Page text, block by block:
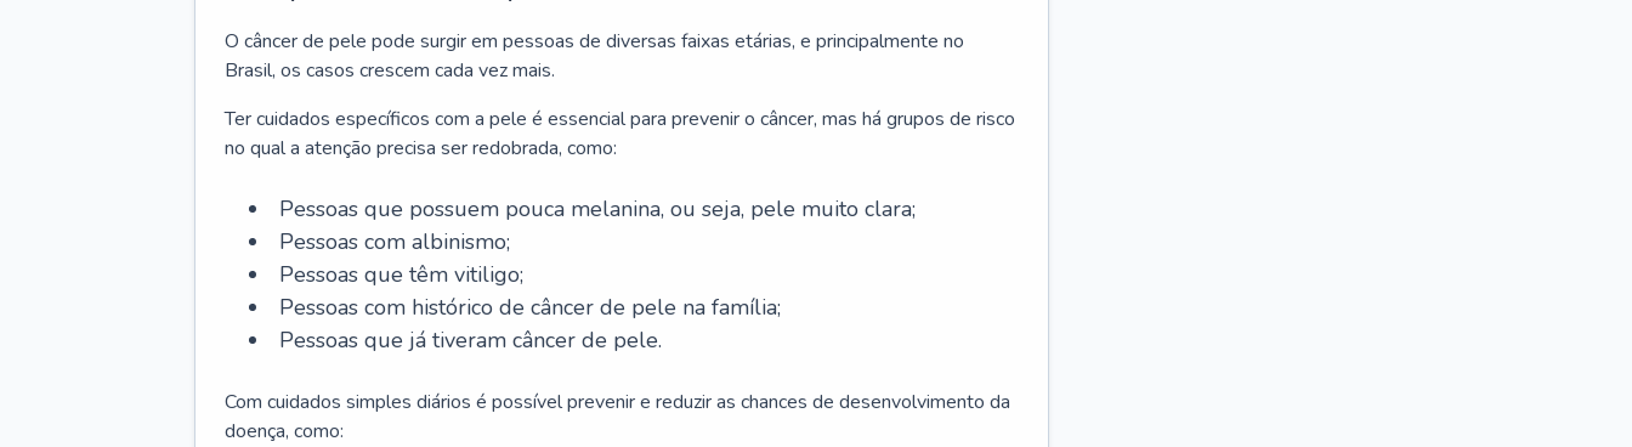
O câncer de pele pode surgir em pessoas de diversas faixas etárias, e principalmente no
Brasil, os casos crescem cada vez mais.
Ter cuidados específicos com a pele é essencial para prevenir o câncer, mas há grupos de risco
no qual a atenção precisa ser redobrada, como:
Pessoas que possuem pouca melanina, ou seja, pele muito clara;
Pessoas com albinismo;
Pessoas que têm vitiligo;
Pessoas com histórico de câncer de pele na família;
Pessoas que já tiveram câncer de pele.
Com cuidados simples diários é possível prevenir e reduzir as chances de desenvolvimento da
doença, como: